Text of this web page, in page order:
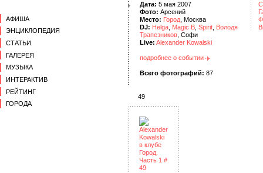
АФИША
ЭНЦИКЛОПЕДИЯ
СТАТЬИ
ГАЛЕРЕЯ
МУЗЫКА
ИНТЕРАКТИВ
РЕЙТИНГ
ГОРОДА
Дата: 5 мая 2007
Фото: Арсений
Место: Город , Москва
DJ: Helga Magic B Spirit Володя
Трапезников , Софи
Live: Alexander Kowalski
подробнее о событии
Всего фотографий: 87
49